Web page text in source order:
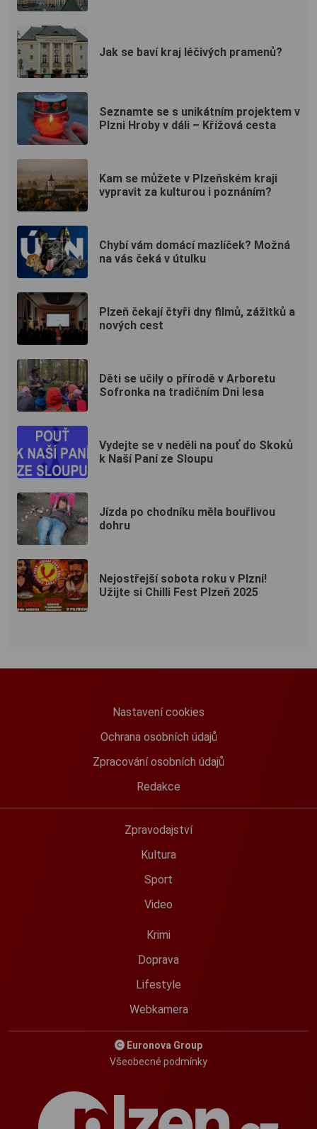
Jak se baví kraj léčivých pramenů?
Seznamte se s unikátním projektem v
Plzni Hroby v dáli – Křížová cesta
Kam se můžete v Plzeňském kraji
vypravit za kulturou i poznáním?
Chybí vám domácí mazlíček? Možná
na vás čeká v útulku
Plzeň čekají čtyři dny filmů, zážitků a
nových cest
Děti se učily o přírodě v Arboretu
Sofronka na tradičním Dni lesa
Vydejte se v neděli na pouť do Skoků
k Naší Paní ze Sloupu
Jízda po chodníku měla bouřlivou
dohru
Nejostřejší sobota roku v Plzni!
Užijte si Chilli Fest Plzeň 2025
Nastavení cookies
Ochrana osobních údajů
Zpracování osobních údajů
Redakce
Zpravodajství
Kultura
Sport
Video
Krimi
Doprava
Lifestyle
Webkamera
Euronova Group
Všeobecné podmínky